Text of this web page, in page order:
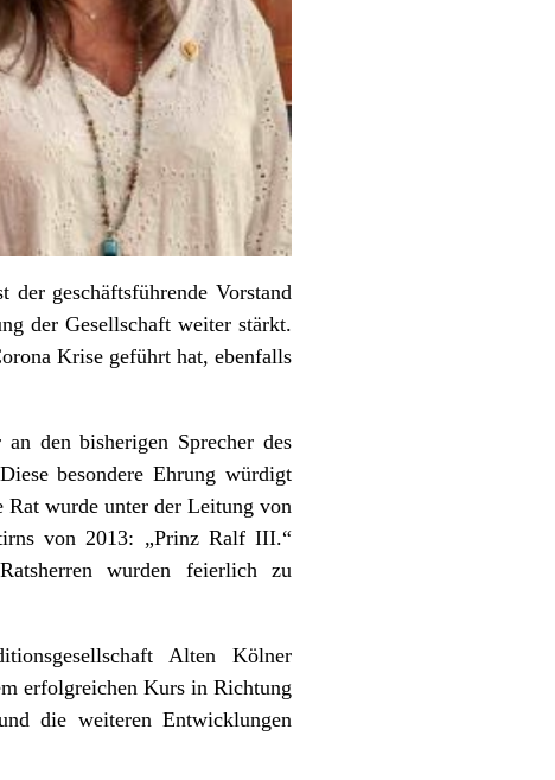
geschäftsführende Vorstand
der Gesellschaft weiter stärkt.
Krise geführt hat, ebenfalls
den bisherigen Sprecher des
besondere Ehrung würdigt
Rat wurde unter der Leitung von
von 2013: „Prinz Ralf III.“
wurden feierlich zu
Alten Kölner
erfolgreichen Kurs in Richtung
die weiteren Entwicklungen